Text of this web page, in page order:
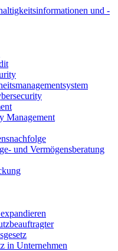
und -
Management
und Vermögensberatung
in Unternehmen